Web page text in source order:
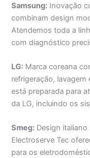
Samsung: Inovação
combinam design
Atendemos toda a
com diagnóstico
LG: Marca coreana
refrigeração,
está preparada para
da LG, incluindo os
Smeg: Design
Electroserve Tec
para os